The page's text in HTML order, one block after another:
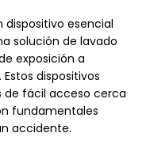
dispositivo esencial
solución de lavado
exposición a
dispositivos
de fácil acceso cerca
fundamentales
accidente.